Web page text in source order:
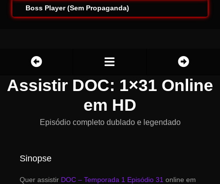
Boss Player (Sem Propaganda)
Assistir DOC: 1×31 Online
em HD
Episódio completo dublado e legendado
Sinopse
Quer assistir DOC – Temporada 1 Episódio 31 online em